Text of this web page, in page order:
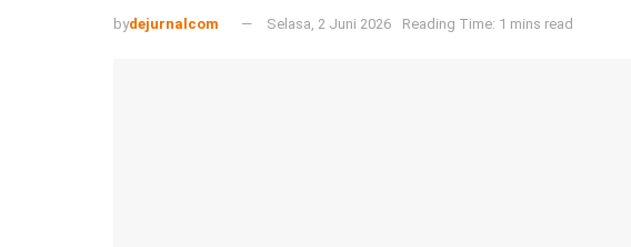
bydejurnalcom Selasa, 2 Juni 2026 Reading Time: 1 mins read